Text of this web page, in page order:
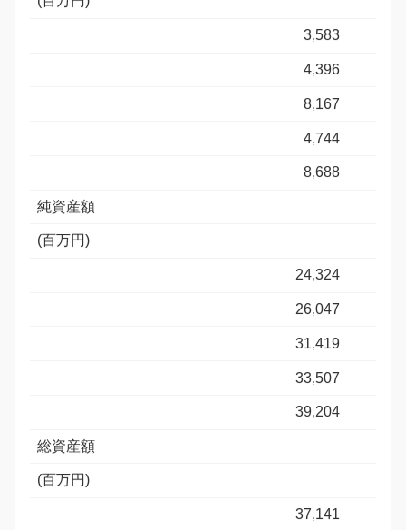
3,583
4,396
8,167
4,744
8,688
純資産額
(百万円)
24,324
26,047
31,419
33,507
39,204
総資産額
(百万円)
37,141